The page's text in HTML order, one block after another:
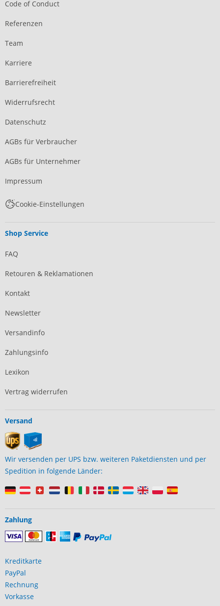
Code of Conduct
Referenzen
Team
Karriere
Barrierefreiheit
Widerrufsrecht
Datenschutz
AGBs für Verbraucher
AGBs für Unternehmer
Impressum
Cookie-Einstellungen
Shop Service
FAQ
Retouren & Reklamationen
Kontakt
Newsletter
Versandinfo
Zahlungsinfo
Lexikon
Vertrag widerrufen
Versand
Wir versenden per UPS bzw. weiteren Paketdiensten und per
Spedition in folgende Länder:
Zahlung
Kreditkarte
PayPal
Rechnung
Vorkasse